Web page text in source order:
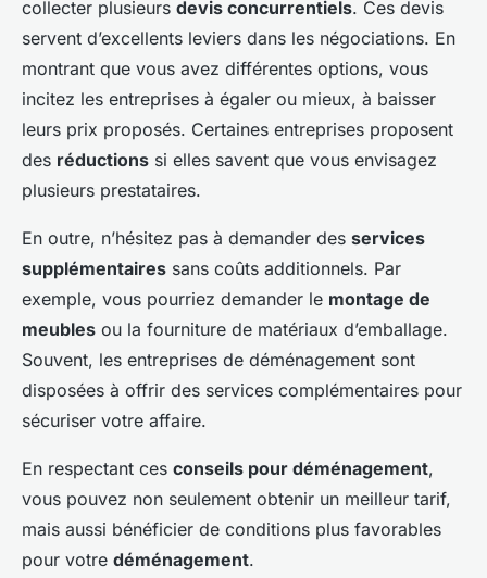
collecter plusieurs devis concurrentiels. Ces devis
servent d’excellents leviers dans les négociations. En
montrant que vous avez différentes options, vous
incitez les entreprises à égaler ou mieux, à baisser
leurs prix proposés. Certaines entreprises proposent
des réductions si elles savent que vous envisagez
plusieurs prestataires.
En outre, n’hésitez pas à demander des services
supplémentaires sans coûts additionnels. Par
exemple, vous pourriez demander le montage de
meubles ou la fourniture de matériaux d’emballage.
Souvent, les entreprises de déménagement sont
disposées à offrir des services complémentaires pour
sécuriser votre affaire.
En respectant ces conseils pour déménagement,
vous pouvez non seulement obtenir un meilleur tarif,
mais aussi bénéficier de conditions plus favorables
pour votre déménagement.